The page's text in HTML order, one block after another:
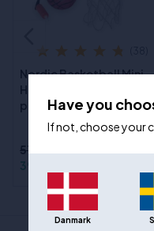
Nordic Basketball Mini
Hoop Gold med
poengteller
519,00 kr
399,00 kr
Have you
If not, choose your
Danmark